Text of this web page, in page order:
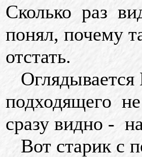
Сколько раз
понял, почему
отстать.
Оглядывается
подходящего
сразу видно -
Вот старик с